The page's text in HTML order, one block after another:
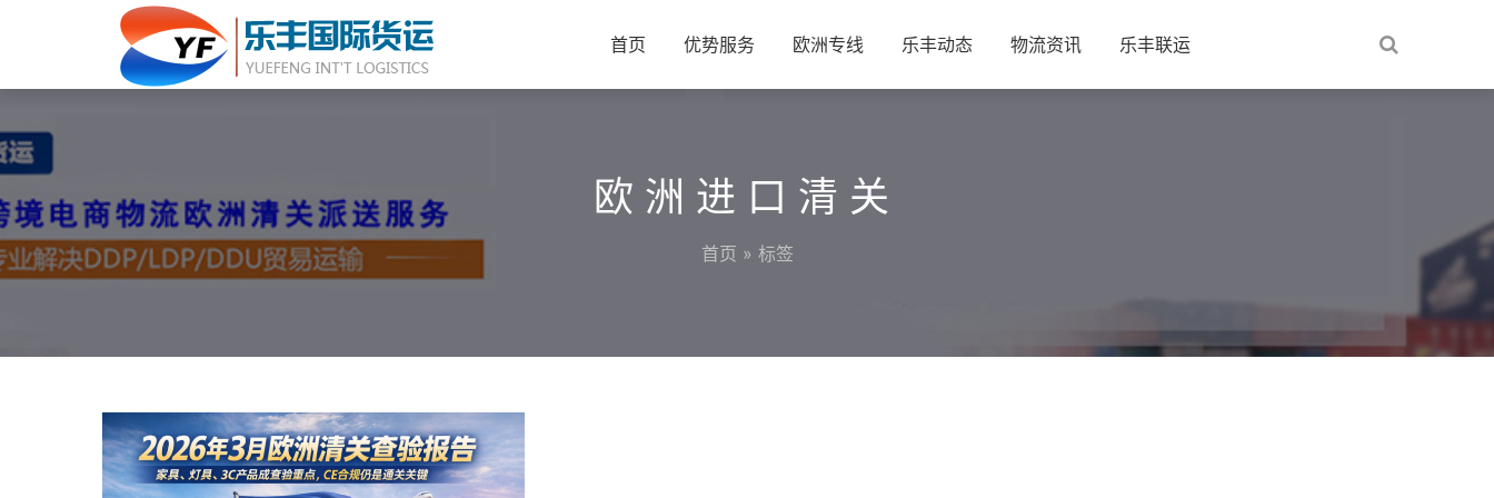
首页 优势服务 欧洲专线 乐丰动态 物流资讯 乐丰联运
欧洲进口清关
首页 » 标签